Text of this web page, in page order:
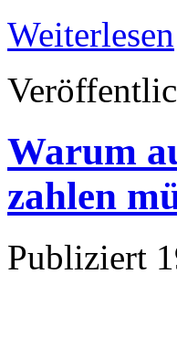
Weiterlesen
Warum
zahlen
Publiziert